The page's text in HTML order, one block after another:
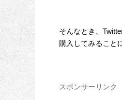
そんなとき、
購入してみること
スポンサーリンク